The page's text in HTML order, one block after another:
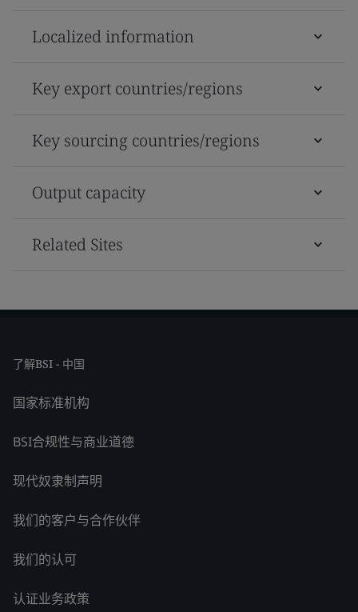
Localized information
Key export countries/regions
Key sourcing countries/regions
Output capacity
Related Sites
了解BSI - 中国
国家标准机构
BSI合规性与商业道德
现代奴隶制声明
我们的客户与合作伙伴
我们的认可
认证业务政策